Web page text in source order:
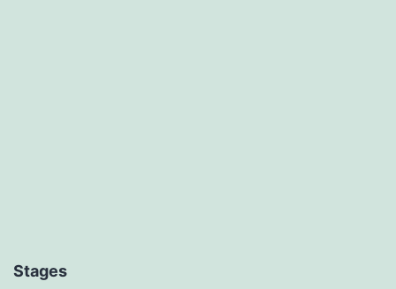
Stages